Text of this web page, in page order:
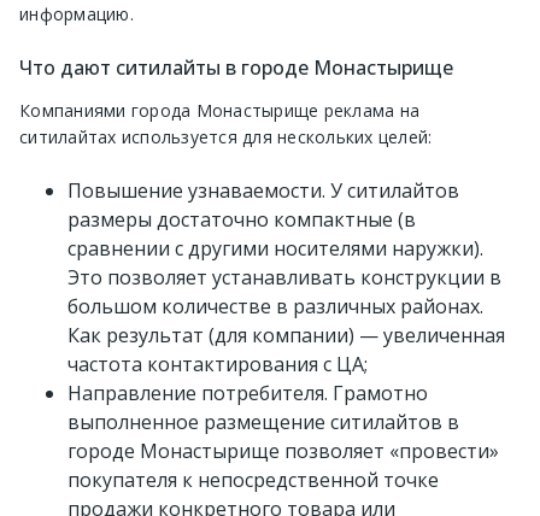
информацию.
Что дают ситилайты в городе Монастырище
Компаниями города Монастырище реклама на
ситилайтах используется для нескольких целей:
Повышение узнаваемости. У ситилайтов
размеры достаточно компактные (в
сравнении с другими носителями наружки).
Это позволяет устанавливать конструкции в
большом количестве в различных районах.
Как результат (для компании) — увеличенная
частота контактирования с ЦА;
Направление потребителя. Грамотно
выполненное размещение ситилайтов в
городе Монастырище позволяет «провести»
покупателя к непосредственной точке
продажи конкретного товара или